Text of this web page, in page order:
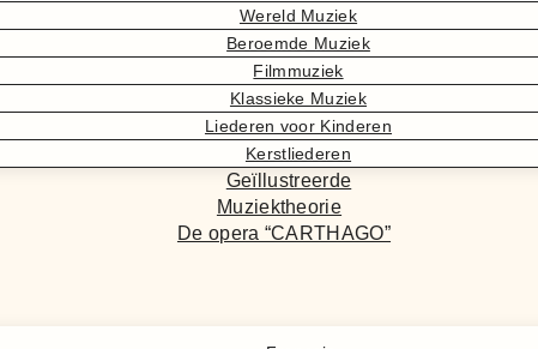
Wereld Muziek
Beroemde Muziek
Filmmuziek
Klassieke Muziek
Liederen voor Kinderen
Kerstliederen
Geïllustreerde
Muziektheorie
De opera “CARTHAGO”